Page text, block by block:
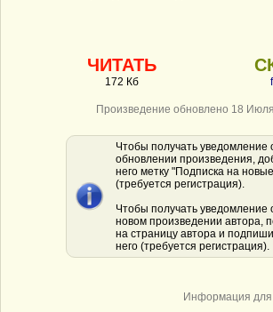
ЧИТАТЬ
172 Кб
Произведение обновлено 18
Чтобы получать уведомление
обновлении произведения,
него метку "Подписка на
(требуется регистрация).
Чтобы получать уведомление
новом произведении автора,
на страницу автора и
него (требуется регистрация).
Информация для